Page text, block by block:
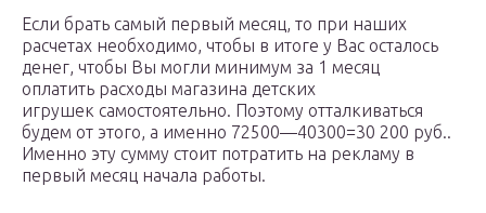
Если брать самый первый месяц, то при наших
расчетах необходимо, чтобы в итоге у Вас осталось
денег, чтобы Вы могли минимум за 1 месяц
оплатить расходы магазина детских
игрушек самостоятельно. Поэтому отталкиваться
будем от этого, а именно 72500—40300=30 200 руб..
Именно эту сумму стоит потратить на рекламу в
первый месяц начала работы.